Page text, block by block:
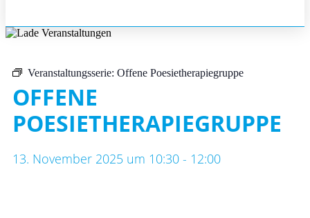
Veranstaltungsserie: Offene Poesietherapiegruppe
OFFENE
POESIETHERAPIEGRUPPE
13. November 2025 um 10:30 - 12:00